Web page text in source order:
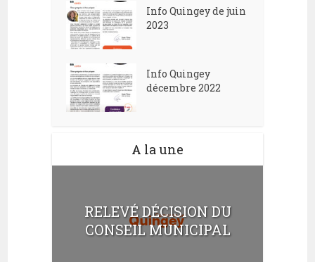
Info Quingey de juin
2023
Info Quingey
décembre 2022
A la une
RELEVÉ DÉCISION DU
CONSEIL MUNICIPAL